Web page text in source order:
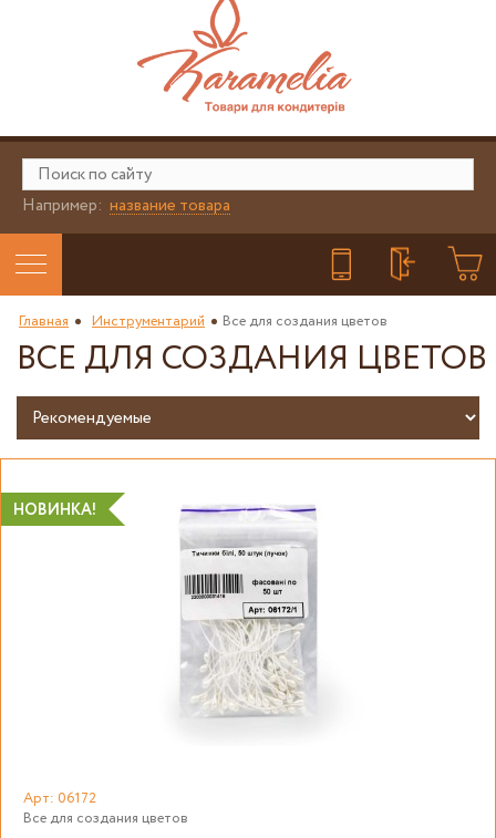
Например: название товара
Главная Инструментарий Все для создания цветов
ВСЕ ДЛЯ СОЗДАНИЯ ЦВЕТОВ
НОВИНКА!
Арт: 06172
Все для создания цветов